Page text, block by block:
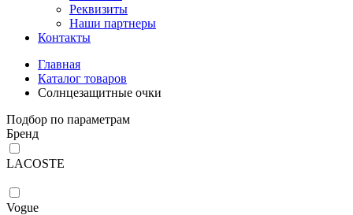
Реквизиты
Наши партнеры
Контакты
Главная
Каталог товаров
Солнцезащитные очки
Подбор по параметрам
Бренд
LACOSTE
Vogue